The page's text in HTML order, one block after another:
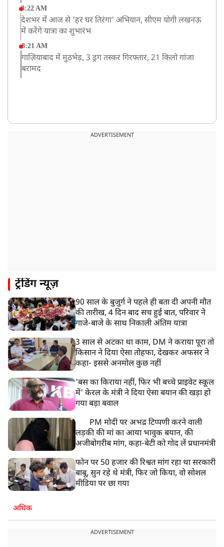
8:22 AM
देशभर में आज से 'हर घर तिरंगा' अभियान, सीएम योगी लखनऊ
में करेंगे यात्रा का शुभारंभ
8:21 AM
गाज़ियाबाद में मुठभेड़, 3 ड्रग तस्कर गिरफ्तार, 21 किलो गांजा
बरामद
ADVERTISEMENT
ट्रेंडिंग न्यूज़
90 साल के बुजुर्ग ने पहले ही बता दी अपनी मौत
की तारीख, 4 दिन बाद सच हुई बात, परिवार ने
गाजे-बाजे के साथ निकाली अंतिम यात्रा
3 साल से अटका था काम, DM ने कराया पूरा तो
किसान ने दिया ऐसा तोहफा, देखकर अफसर ने
कहा- इससे अनमोल कुछ नहीं
'बस का किराया नहीं, फिर भी बच्चे प्राइवेट स्कूल
में' केरल के मंत्री ने दिया ऐसा बयान की खड़ा हो
गया बड़ा बवाल
PM मोदी पर अभद्र टिप्पणी करने वाली
लड़की की मां का आया भावुक बयान, की
अजीबोगरीब मांग, कहा-बेटी को गोद लें प्रधानमंत्री
फोन पर 50 हजार की रिश्वत मांग रहा था सरकारी
बाबू, सुन रहे थे मंत्री, फिर जो किया, वो सोशल
मीडिया पर छा गया
अधिक
ADVERTISEMENT